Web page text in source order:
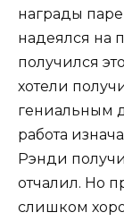
награды
надеялся на
получился
хотели
гениальным
работа
Рэнди
отчалил. Но
слишком